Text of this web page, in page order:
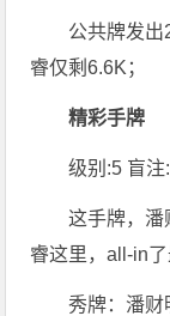
公共牌发
睿仅剩6.6K；
精彩手牌
级别:5 盲
这手牌，潘
睿这里，all-in
秀牌：潘财